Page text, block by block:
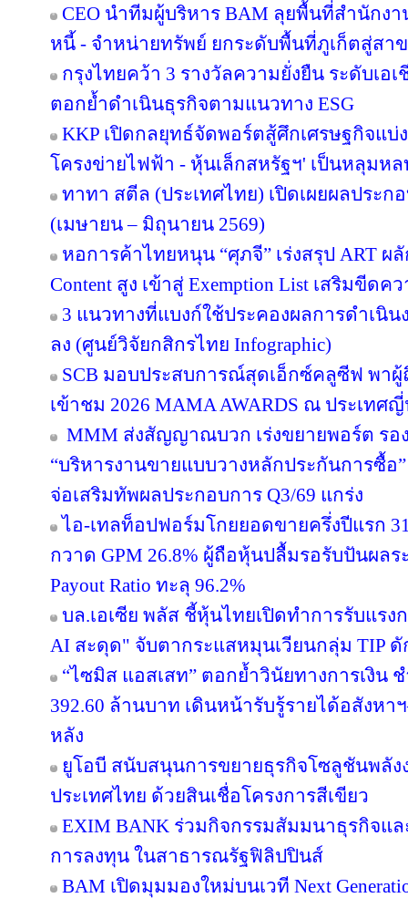
CEO นำทีมผู้บริหาร BAM ลุยพื้นที่สำนักงา
หนี้ - จำหน่ายทรัพย์ ยกระดับพื้นที่ภูเก็ตสู่ส
กรุงไทยคว้า 3 รางวัลความยั่งยืน ระดับเอเ
ตอกย้ำดำเนินธุรกิจตามแนวทาง ESG
KKP เปิดกลยุทธ์จัดพอร์ตสู้ศึกเศรษฐกิจแบ่
โครงข่ายไฟฟ้า - หุ้นเล็กสหรัฐฯ' เป็นหลุมห
ทาทา สตีล (ประเทศไทย) เปิดเผยผลประก
(เมษายน – มิถุนายน 2569)
หอการค้าไทยหนุน “ศุภจี” เร่งสรุป ART
Content สูง เข้าสู่ Exemption List เสริมขีด
3 แนวทางที่แบงก์ใช้ประคองผลการดำเนิ
ลง (ศูนย์วิจัยกสิกรไทย Infographic)
SCB มอบประสบการณ์สุดเอ็กซ์คลูซีฟ พาผู้
เข้าชม 2026 MAMA AWARDS ณ ประเท
MMM ส่งสัญญาณบวก เร่งขยายพอร์ต รอ
“บริหารงานขายแบบวางหลักประกันการซื้อ
จ่อเสริมทัพผลประกอบการ Q3/69 แกร่ง
ไอ-เทลท็อปฟอร์มโกยยอดขายครึ่งปีแรก
กวาด GPM 26.8% ผู้ถือหุ้นปลื้มรอรับปันผล
Payout Ratio ทะลุ 96.2%
บล.เอเซีย พลัส ชี้หุ้นไทยเปิดทำการรับแร
AI สะดุด" จับตากระแสหมุนเวียนกลุ่ม TIP ดั
“ไซมิส แอสเสท” ตอกย้ำวินัยทางการเงิน
392.60 ล้านบาท เดินหน้ารับรู้รายได้อสังหา
หลัง
ยูโอบี สนับสนุนการขยายธุรกิจโซลูชันพลังง
ประเทศไทย ด้วยสินเชื่อโครงการสีเขียว
EXIM BANK ร่วมกิจกรรมสัมมนาธุรกิจแ
การลงทุน ในสาธารณรัฐฟิลิปปินส์
BAM เปิดมุมมองใหม่บนเวที Next